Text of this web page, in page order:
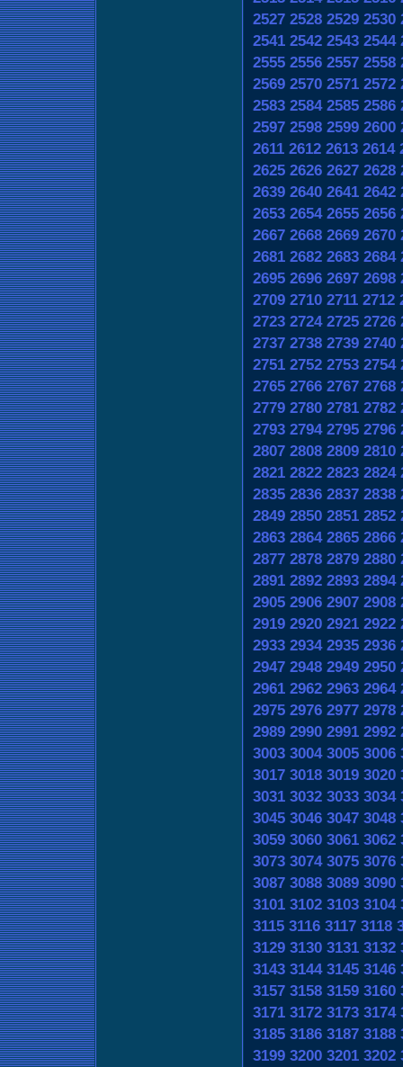
2527 2528 2529 2530
2541 2542 2543 2544
2555 2556 2557 2558
2569 2570 2571 2572
2583 2584 2585 2586
2597 2598 2599 2600
2611 2612 2613 2614
2625 2626 2627 2628
2639 2640 2641 2642
2653 2654 2655 2656
2667 2668 2669 2670
2681 2682 2683 2684
2695 2696 2697 2698
2709 2710 2711 2712
2723 2724 2725 2726
2737 2738 2739 2740
2751 2752 2753 2754
2765 2766 2767 2768
2779 2780 2781 2782
2793 2794 2795 2796
2807 2808 2809 2810
2821 2822 2823 2824
2835 2836 2837 2838
2849 2850 2851 2852
2863 2864 2865 2866
2877 2878 2879 2880
2891 2892 2893 2894
2905 2906 2907 2908
2919 2920 2921 2922
2933 2934 2935 2936
2947 2948 2949 2950
2961 2962 2963 2964
2975 2976 2977 2978
2989 2990 2991 2992
3003 3004 3005 3006
3017 3018 3019 3020
3031 3032 3033 3034
3045 3046 3047 3048
3059 3060 3061 3062
3073 3074 3075 3076
3087 3088 3089 3090
3101 3102 3103 3104
3115 3116 3117 3118
3129 3130 3131 3132
3143 3144 3145 3146
3157 3158 3159 3160
3171 3172 3173 3174
3185 3186 3187 3188
3199 3200 3201 3202